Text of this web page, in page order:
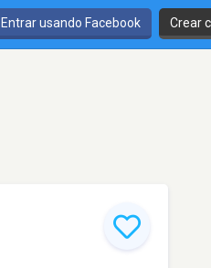
Entrar usando Facebook Crear